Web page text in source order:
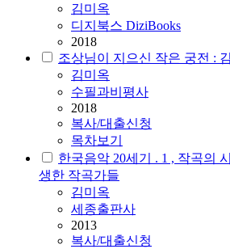
김미옥
디지북스 DiziBooks
2018
조상님이 지으신 작은 궁전 :
김미옥
수필과비평사
2018
복사/대출신청
목차보기
한국음악 20세기 . 1 , 작곡의
생한 작곡가들
김미옥
세종출판사
2013
복사/대출신청